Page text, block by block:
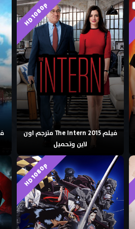
HD 1080p
فيلم The Intern 2015 مترجم اون
لاين وتحميل
HD 1080p